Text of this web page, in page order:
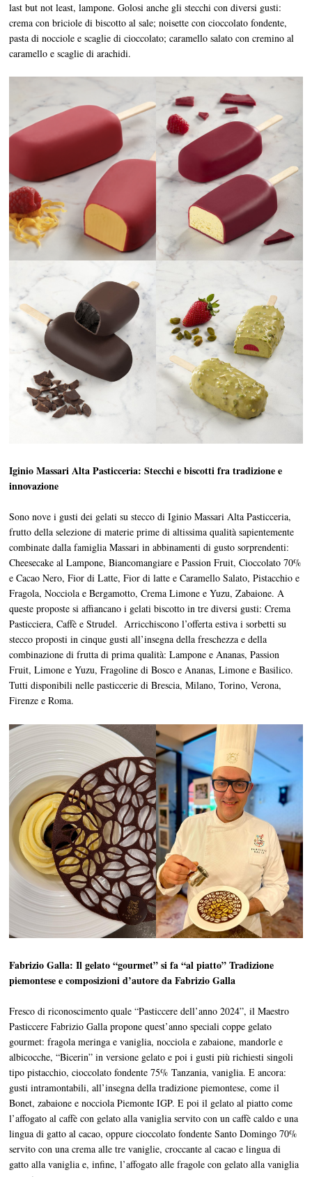
last but not least, lampone. Golosi anche gli stecchi con diversi gusti:
crema con briciole di biscotto al sale; noisette con cioccolato fondente,
pasta di nocciole e scaglie di cioccolato; caramello salato con cremino al
caramello e scaglie di arachidi.
Iginio Massari Alta Pasticceria: Stecchi e biscotti fra tradizione e
innovazione
Sono nove i gusti dei gelati su stecco di Iginio Massari Alta Pasticceria,
frutto della selezione di materie prime di altissima qualità sapientemente
combinate dalla famiglia Massari in abbinamenti di gusto sorprendenti:
Cheesecake al Lampone, Biancomangiare e Passion Fruit, Cioccolato 70%
e Cacao Nero, Fior di Latte, Fior di latte e Caramello Salato, Pistacchio e
Fragola, Nocciola e Bergamotto, Crema Limone e Yuzu, Zabaione. A
queste proposte si affiancano i gelati biscotto in tre diversi gusti: Crema
Pasticciera, Caffè e Strudel. Arricchiscono l’offerta estiva i sorbetti su
stecco proposti in cinque gusti all’insegna della freschezza e della
combinazione di frutta di prima qualità: Lampone e Ananas, Passion
Fruit, Limone e Yuzu, Fragoline di Bosco e Ananas, Limone e Basilico.
Tutti disponibili nelle pasticcerie di Brescia, Milano, Torino, Verona,
Firenze e Roma.
Fabrizio Galla: Il gelato “gourmet” si fa “al piatto” Tradizione
piemontese e composizioni d’autore da Fabrizio Galla
Fresco di riconoscimento quale “Pasticcere dell’anno 2024”, il Maestro
Pasticcere Fabrizio Galla propone quest’anno speciali coppe gelato
gourmet: fragola meringa e vaniglia, nocciola e zabaione, mandorle e
albicocche, “Bicerin” in versione gelato e poi i gusti più richiesti singoli
tipo pistacchio, cioccolato fondente 75% Tanzania, vaniglia. E ancora:
gusti intramontabili, all’insegna della tradizione piemontese, come il
Bonet, zabaione e nocciola Piemonte IGP. E poi il gelato al piatto come
l’affogato al caffè con gelato alla vaniglia servito con un caffè caldo e una
lingua di gatto al cacao, oppure cioccolato fondente Santo Domingo 70%
servito con una crema alle tre vaniglie, croccante al cacao e lingua di
gatto alla vaniglia e, infine, l’affogato alle fragole con gelato alla vaniglia